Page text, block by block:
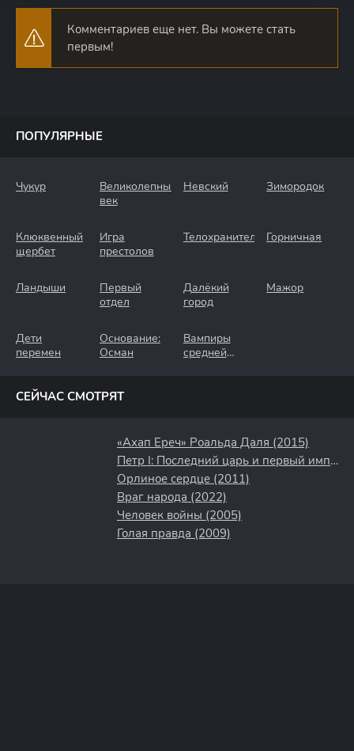
Комментариев еще нет. Вы можете стать
первым!
ПОПУЛЯРНЫЕ
Чукур
Великолепный
век
Невский Зимородок
Клюквенный
щербет
Игра
престолов
Телохранители Горничная
Ландыши
Первый
отдел
Далёкий
город
Мажор
Дети
перемен
Основание:
Осман
Вампиры
средней
СЕЙЧАС СМОТРЯТ
«Ахап Ереч» Роальда Даля (2015)
Петр I: Последний царь и первый император (2022)
Орлиное сердце (2011)
Враг народа (2022)
Человек войны (2005)
Голая правда (2009)